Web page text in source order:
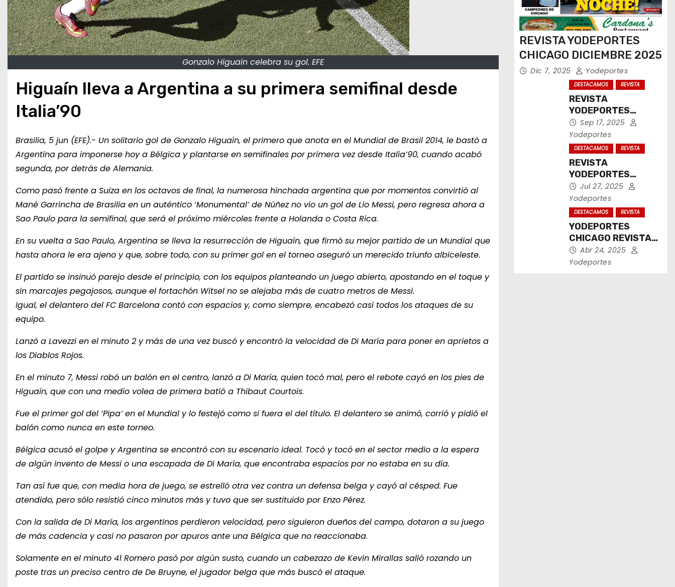
Gonzalo Higuaín celebra su gol. EFE
Higuaín lleva a Argentina a su primera semifinal desde
Italia’90
Brasilia, 5 jun (EFE).- Un solitario gol de Gonzalo Higuaín, el primero que anota en el Mundial de Brasil 2014, le bastó a
Argentina para imponerse hoy a Bélgica y plantarse en semifinales por primera vez desde Italia’90, cuando acabó
segunda, por detrás de Alemania.
Como pasó frente a Suiza en los octavos de final, la numerosa hinchada argentina que por momentos convirtió al
Mané Garrincha de Brasilia en un auténtico ‘Monumental’ de Núñez no vio un gol de Lio Messi, pero regresa ahora a
Sao Paulo para la semifinal, que será el próximo miércoles frente a Holanda o Costa Rica.
En su vuelta a Sao Paulo, Argentina se lleva la resurrección de Higuaín, que firmó su mejor partido de un Mundial que
hasta ahora le era ajeno y que, sobre todo, con su primer gol en el torneo aseguró un merecido triunfo albiceleste.
El partido se insinuó parejo desde el principio, con los equipos planteando un juego abierto, apostando en el toque y
sin marcajes pegajosos, aunque el fortachón Witsel no se alejaba más de cuatro metros de Messi.
Igual, el delantero del FC Barcelona contó con espacios y, como siempre, encabezó casi todos los ataques de su
equipo.
Lanzó a Lavezzi en el minuto 2 y más de una vez buscó y encontró la velocidad de Di María para poner en aprietos a
los Diablos Rojos.
En el minuto 7, Messi robó un balón en el centro, lanzó a Di María, quien tocó mal, pero el rebote cayó en los pies de
Higuaín, que con una medio volea de primera batió a Thibaut Courtois.
Fue el primer gol del ‘Pipa’ en el Mundial y lo festejó como si fuera el del título. El delantero se animó, corrió y pidió el
balón como nunca en este torneo.
Bélgica acusó el golpe y Argentina se encontró con su escenario ideal. Tocó y tocó en el sector medio a la espera
de algún invento de Messi o una escapada de Di María, que encontraba espacios por no estaba en su día.
Tan así fue que, con media hora de juego, se estrelló otra vez contra un defensa belga y cayó al césped. Fue
atendido, pero sólo resistió cinco minutos más y tuvo que ser sustituido por Enzo Pérez.
Con la salida de Di María, los argentinos perdieron velocidad, pero siguieron dueños del campo, dotaron a su juego
de más cadencia y casi no pasaron por apuros ante una Bélgica que no reaccionaba.
Solamente en el minuto 41 Romero pasó por algún susto, cuando un cabezazo de Kevin Mirallas salió rozando un
poste tras un preciso centro de De Bruyne, el jugador belga que más buscó el ataque.
REVISTA YODEPORTES
CHICAGO DICIEMBRE 2025
Dic 7, 2025 Yodeportes
DESTACAMOS REVISTA
REVISTA
YODEPORTES
CHICAGO
SEPTIEMBRE 2025
Sep 17, 2025
Yodeportes
DESTACAMOS REVISTA
REVISTA
YODEPORTES
CHICAGO JULIO
2025
Jul 27, 2025
Yodeportes
DESTACAMOS REVISTA
YODEPORTES
CHICAGO REVISTA
IMPRESA ABRIL
2025
Abr 24, 2025
Yodeportes